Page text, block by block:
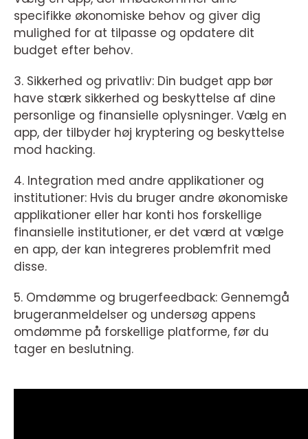
specifikke økonomiske behov og giver dig
mulighed for at tilpasse og opdatere dit
budget efter behov.
3. Sikkerhed og privatliv: Din budget app bør
have stærk sikkerhed og beskyttelse af dine
personlige og finansielle oplysninger. Vælg en
app, der tilbyder høj kryptering og beskyttelse
mod hacking.
4. Integration med andre applikationer og
institutioner: Hvis du bruger andre økonomiske
applikationer eller har konti hos forskellige
finansielle institutioner, er det værd at vælge
en app, der kan integreres problemfrit med
disse.
5. Omdømme og brugerfeedback: Gennemgå
brugeranmeldelser og undersøg appens
omdømme på forskellige platforme, før du
tager en beslutning.